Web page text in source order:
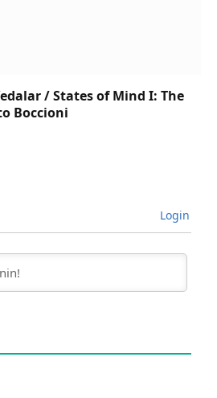
/ States of Mind I: The
Boccioni
Login